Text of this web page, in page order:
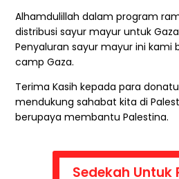
Alhamdulillah dalam program
distribusi sayur mayur untuk
Penyaluran sayur mayur ini kami
camp Gaza.
Terima Kasih kepada para
mendukung sahabat kita di
berupaya membantu Palestina.
Sedekah Untuk